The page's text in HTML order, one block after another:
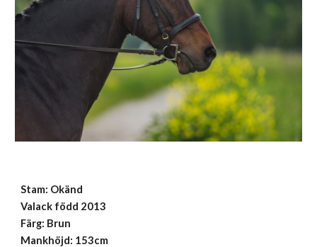
Stam: Okänd
Valack född 2013
Färg: Brun
Mankhöjd: 153cm